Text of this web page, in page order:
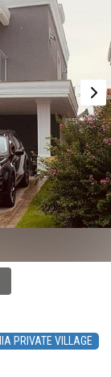
PRIVATE VILLAGE